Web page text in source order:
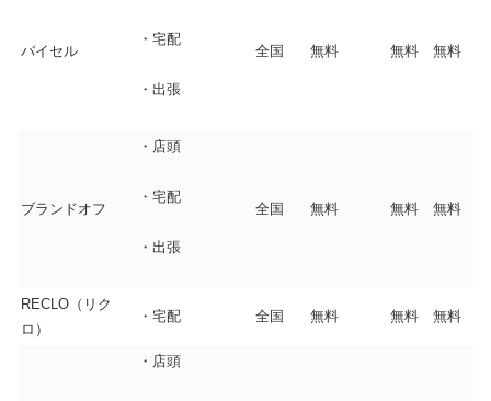
バイセル
・宅配
・出張
全国 無料 無料 無料
ブランドオフ
・店頭
・宅配
・出張
全国 無料 無料 無料
RECLO（リク
ロ）
・宅配 全国 無料 無料 無料
・店頭